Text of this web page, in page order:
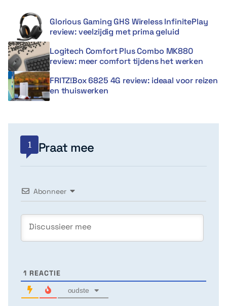
Glorious Gaming GHS Wireless InfinitePlay
review: veelzijdig met prima geluid
Logitech Comfort Plus Combo MK880
review: meer comfort tijdens het werken
FRITZ!Box 6825 4G review: ideaal voor reizen
en thuiswerken
1 Praat mee
Abonneer
1 REACTIE
oudste